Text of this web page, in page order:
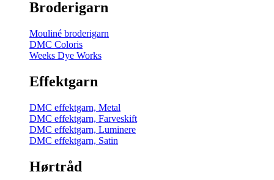
Broderigarn
Mouliné broderigarn
DMC Coloris
Weeks Dye Works
Effektgarn
DMC effektgarn, Metal
DMC effektgarn, Farveskift
DMC effektgarn, Luminere
DMC effektgarn, Satin
Hørtråd